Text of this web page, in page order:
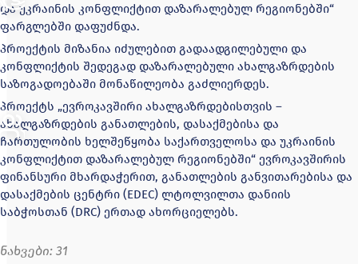
და უკრაინის კონფლიქტით დაზარალებულ რეგიონებში“
ფარგლებში დაფუძნდა.
პროექტის მიზანია იძულებით გადაადგილებული და
კონფლიქტის შედეგად დაზარალებული ახალგაზრდების
საზოგადოებაში მონაწილეობა გაძლიერდეს.
პროექტს „ევროკავშირი ახალგაზრდებისთვის –
ახალგაზრდების განათლების, დასაქმებისა და
ჩართულობის ხელშეწყობა საქართველოსა და უკრაინის
კონფლიქტით დაზარალებულ რეგიონებში“ ევროკავშირის
ფინანსური მხარდაჭერით, განათლების განვითარებისა და
დასაქმების ცენტრი (EDEC) ლტოლვილთა დანიის
საბჭოსთან (DRC) ერთად ახორციელებს.
ნახვები: 31